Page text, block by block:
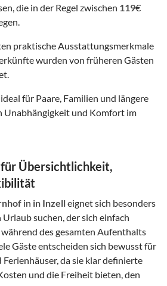
die in der Regel zwischen 119€
praktische Ausstattungsmerkmale
wurden von früheren Gästen
für Paare, Familien und längere
Unabhängigkeit und Komfort im
Übersichtlichkeit,
in in Inzelleignet sich besonders
suchen, der sich einfach
des gesamten Aufenthalts
Gäste entscheiden sich bewusst für
da sie klar definierte
und die Freiheit bieten, den